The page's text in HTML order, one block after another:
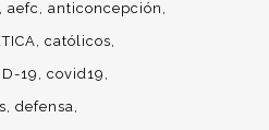
aefc
anticoncepción
católicos
19
covid19
defensa